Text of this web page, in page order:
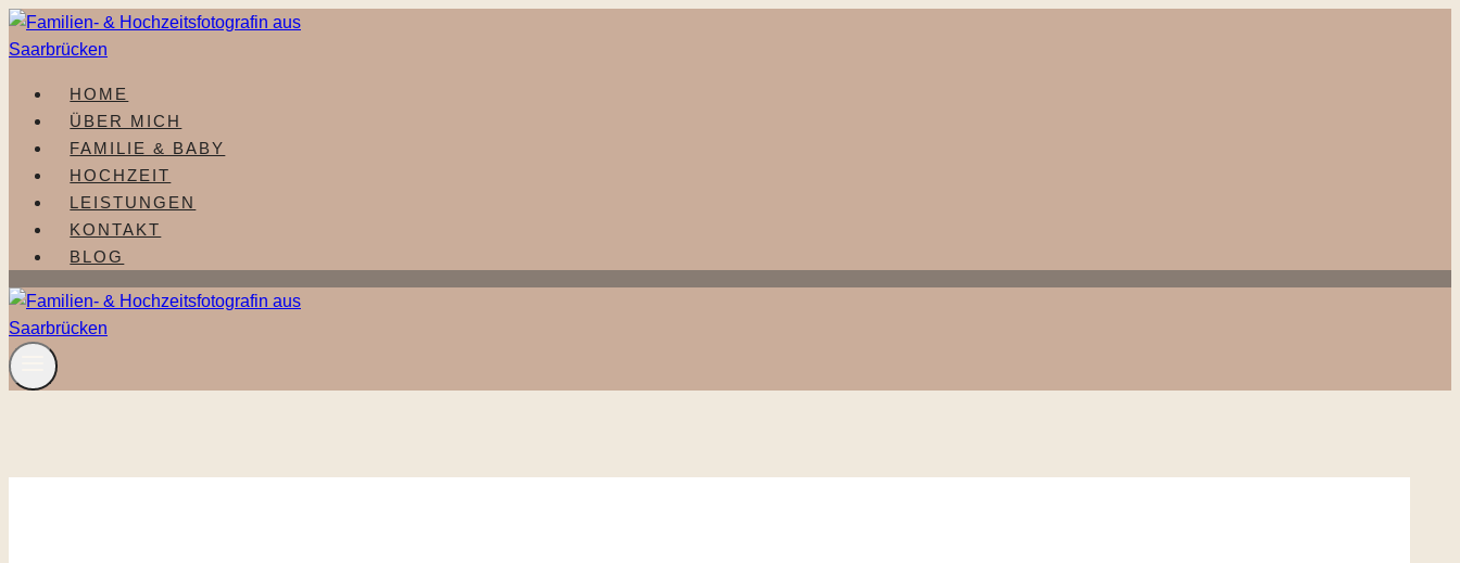
Zum
Inhalt
HOME
ÜBER MICH
FAMILIE & BABY
HOCHZEIT
LEISTUNGEN
KONTAKT
BLOG